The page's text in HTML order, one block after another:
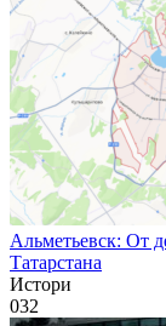
Альметьевск: От
Татарстана
Истори
032